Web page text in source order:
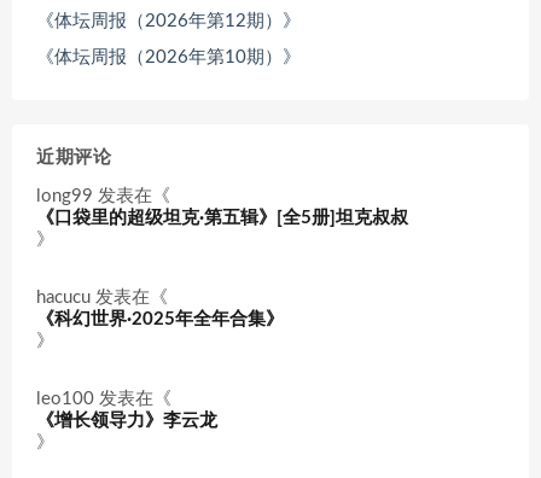
《体坛周报（2026年第12期）》
《体坛周报（2026年第10期）》
近期评论
long99 发表在《
《口袋里的超级坦克·第五辑》[全5册]坦克叔叔
》
hacucu 发表在《
《科幻世界·2025年全年合集》
》
leo100 发表在《
《增长领导力》李云龙
》